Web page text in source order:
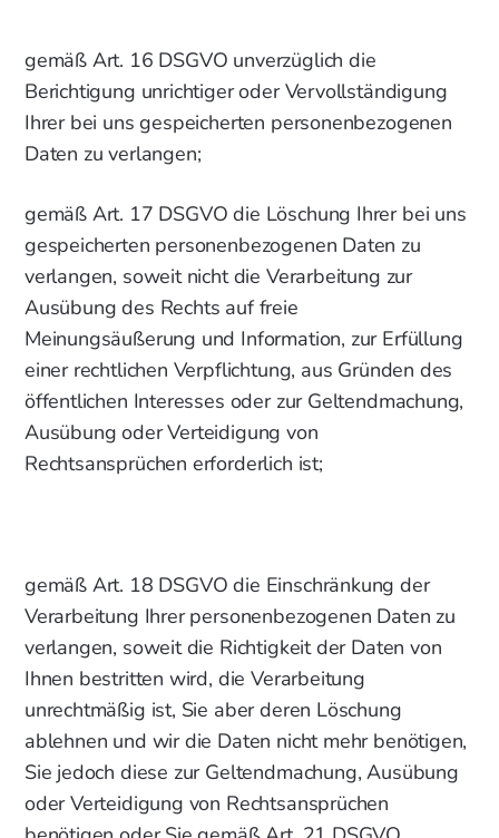
gemäß Art. 16 DSGVO unverzüglich die
Berichtigung unrichtiger oder Vervollständigung
Ihrer bei uns gespeicherten personenbezogenen
Daten zu verlangen;
gemäß Art. 17 DSGVO die Löschung Ihrer bei uns
gespeicherten personenbezogenen Daten zu
verlangen, soweit nicht die Verarbeitung zur
Ausübung des Rechts auf freie
Meinungsäußerung und Information, zur Erfüllung
einer rechtlichen Verpflichtung, aus Gründen des
öffentlichen Interesses oder zur Geltendmachung,
Ausübung oder Verteidigung von
Rechtsansprüchen erforderlich ist;
gemäß Art. 18 DSGVO die Einschränkung der
Verarbeitung Ihrer personenbezogenen Daten zu
verlangen, soweit die Richtigkeit der Daten von
Ihnen bestritten wird, die Verarbeitung
unrechtmäßig ist, Sie aber deren Löschung
ablehnen und wir die Daten nicht mehr benötigen,
Sie jedoch diese zur Geltendmachung, Ausübung
oder Verteidigung von Rechtsansprüchen